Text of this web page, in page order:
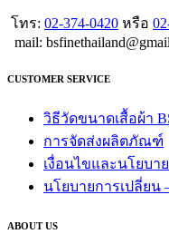
โทร: 02-374-0420 หรือ
mail:
CUSTOMER SERVICE
วิธีวัดขนาดเสื้อผ้า
การจัดส่งผลิตภัณฑ์
เงื่อนไขและนโยบา
นโยบายการเปลี่ย
ABOUT US